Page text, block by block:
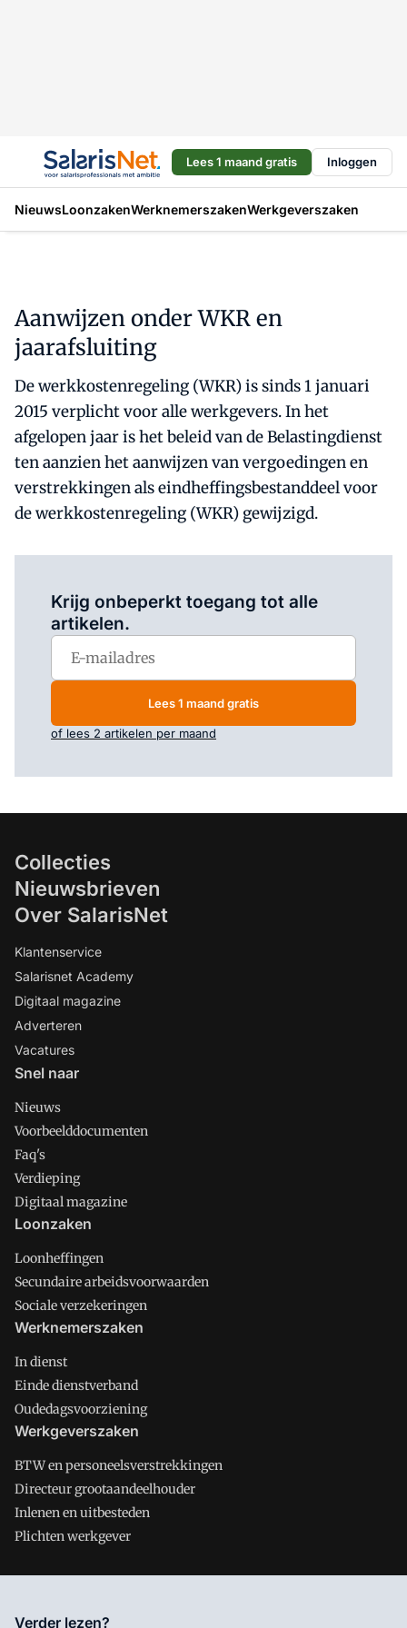
Lees 1 maand gratis Inloggen
NieuwsLoonzakenWerknemerszakenWerkgeverszaken
Aanwijzen onder WKR en
jaarafsluiting
De werkkostenregeling (WKR) is sinds 1 januari
2015 verplicht voor alle werkgevers. In het
afgelopen jaar is het beleid van de Belastingdienst
ten aanzien het aanwijzen van vergoedingen en
verstrekkingen als eindheffingsbestanddeel voor
de werkkostenregeling (WKR) gewijzigd.
Krijg onbeperkt toegang tot alle
artikelen.
Lees 1 maand gratis
of lees 2 artikelen per maand
Collecties
Nieuwsbrieven
Over SalarisNet
Klantenservice
Salarisnet Academy
Digitaal magazine
Adverteren
Vacatures
Snel naar
Nieuws
Voorbeelddocumenten
Faq's
Verdieping
Digitaal magazine
Loonzaken
Loonheffingen
Secundaire arbeidsvoorwaarden
Sociale verzekeringen
Werknemerszaken
In dienst
Einde dienstverband
Oudedagsvoorziening
Werkgeverszaken
BTW en personeelsverstrekkingen
Directeur grootaandeelhouder
Inlenen en uitbesteden
Plichten werkgever
Salarisnet is onderdeel van VMN media. Lees in
Verder lezen?